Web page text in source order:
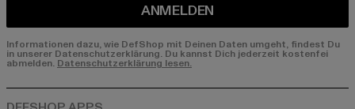
ANMELDEN
Informationen dazu, wie DefShop mit Deinen Daten umgeht, findest Du
in unserer Datenschutzerklärung. Du kannst Dich jederzeit kostenfei
abmelden. Datenschutzerklärung lesen.